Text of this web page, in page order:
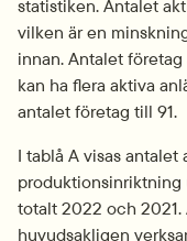
statistiken. Antalet
vilken är en
innan. Antalet
kan ha flera aktiva
antalet företag till 91.
I tablå A visas
produktionsinriktning
totalt 2022 och 2021.
huvudsakligen